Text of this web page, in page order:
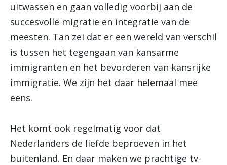
uitwassen en gaan volledig voorbij aan de
succesvolle migratie en integratie van de
meesten. Tan zei dat er een wereld van verschil
is tussen het tegengaan van kansarme
immigranten en het bevorderen van kansrijke
immigratie. We zijn het daar helemaal mee
eens.
Het komt ook regelmatig voor dat
Nederlanders de liefde beproeven in het
buitenland. En daar maken we prachtige tv-